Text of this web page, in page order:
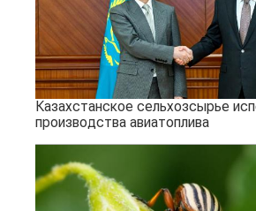
Казахстанское сельхозсырье
производства авиатоплива